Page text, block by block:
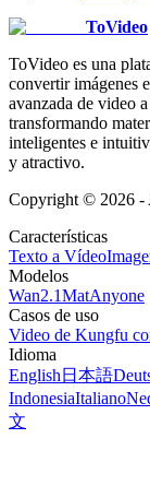
ToVideo
ToVideo es una
convertir imágenes
avanzada de video
transformando
inteligentes e
y atractivo.
Copyright © 2026 -
Características
Texto a Vídeo
Modelos
Wan2.1MatAnyone
Casos de uso
Video de Kungfu
Idioma
English 日本語
IndonesiaItaliano
文